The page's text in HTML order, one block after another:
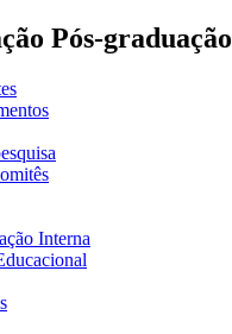
Pós-graduação
Interna